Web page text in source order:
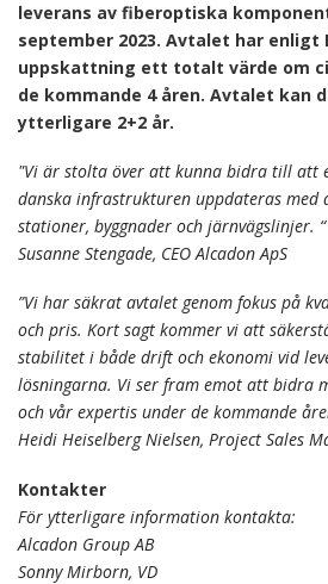
leverans av fiberoptiska
september 2023. Avtalet har enligt
uppskattning ett totalt värde om
de kommande 4 åren. Avtalet kan
ytterligare 2+2 år.
"Vi är stolta över att kunna bidra till att
danska infrastrukturen uppdateras med
stationer, byggnader och järnvägslinjer. “
Susanne Stengade, CEO Alcadon ApS
”Vi har säkrat avtalet genom fokus på
och pris. Kort sagt kommer vi att
stabilitet i både drift och ekonomi vid
lösningarna. Vi ser fram emot att bidra
och vår expertis under de kommande
Heidi Heiselberg Nielsen, Project Sales
Kontakter
För ytterligare information kontakta:
Alcadon Group AB
Sonny Mirborn, VD